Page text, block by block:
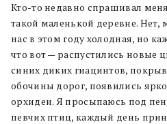
Кто-то недавно спрашивал
такой маленькой деревне. Нет,
нас в этом году холодная, но
что вот — распустились новые
синих диких гиацинтов,
обочины дорог, появились
орхидеи. Я просыпаюсь под
певчих птиц, каждый день